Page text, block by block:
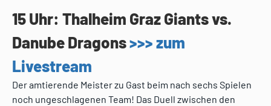
15 Uhr: Thalheim Graz Giants vs.
Danube Dragons>>> zum
Livestream
Der amtierende Meister zu Gast beim nach sechs Spielen
noch ungeschlagenen Team! Das Duell zwischen den